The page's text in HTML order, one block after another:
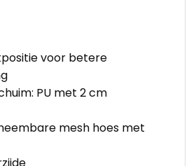
voor betere
PU met 2 cm
mesh hoes met